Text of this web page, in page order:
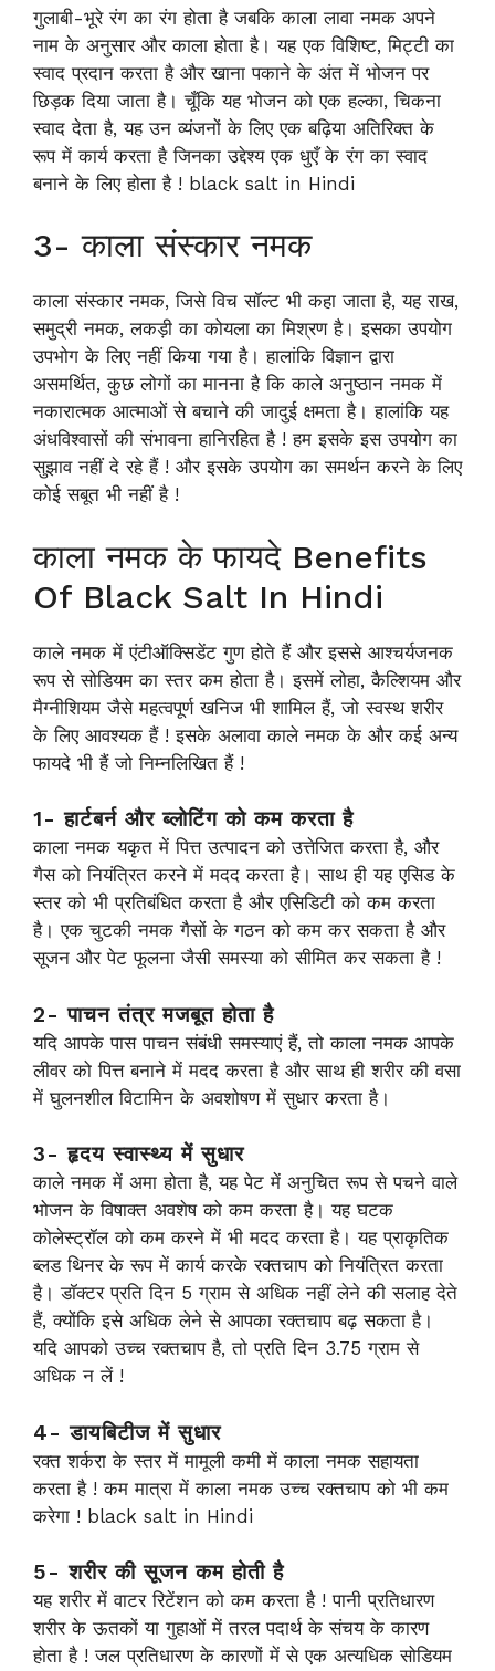
गुलाबी-भूरे रंग का रंग होता है जबकि काला लावा नमक अपने
नाम के अनुसार और काला होता है। यह एक विशिष्ट, मिट्टी का
स्वाद प्रदान करता है और खाना पकाने के अंत में भोजन पर
छिड़क दिया जाता है। चूँकि यह भोजन को एक हल्का, चिकना
स्वाद देता है, यह उन व्यंजनों के लिए एक बढ़िया अतिरिक्त के
रूप में कार्य करता है जिनका उद्देश्य एक धुएँ के रंग का स्वाद
बनाने के लिए होता है ! black salt in Hindi
3- काला संस्कार नमक
काला संस्कार नमक, जिसे विच सॉल्ट भी कहा जाता है, यह राख,
समुद्री नमक, लकड़ी का कोयला का मिश्रण है। इसका उपयोग
उपभोग के लिए नहीं किया गया है। हालांकि विज्ञान द्वारा
असमर्थित, कुछ लोगों का मानना ​​है कि काले अनुष्ठान नमक में
नकारात्मक आत्माओं से बचाने की जादुई क्षमता है। हालांकि यह
अंधविश्वासों की संभावना हानिरहित है ! हम इसके इस उपयोग का
सुझाव नहीं दे रहे हैं ! और इसके उपयोग का समर्थन करने के लिए
कोई सबूत भी नहीं है !
काला नमक के फायदे Benefits
Of Black Salt In Hindi
काले नमक में एंटीऑक्सिडेंट गुण होते हैं और इससे आश्चर्यजनक
रूप से सोडियम का स्तर कम होता है। इसमें लोहा, कैल्शियम और
मैग्नीशियम जैसे महत्वपूर्ण खनिज भी शामिल हैं, जो स्वस्थ शरीर
के लिए आवश्यक हैं ! इसके अलावा काले नमक के और कई अन्य
फायदे भी हैं जो निम्नलिखित हैं !
1- हार्टबर्न और ब्लोटिंग को कम करता है
काला नमक यकृत में पित्त उत्पादन को उत्तेजित करता है, और
गैस को नियंत्रित करने में मदद करता है। साथ ही यह एसिड के
स्तर को भी प्रतिबंधित करता है और एसिडिटी को कम करता
है। एक चुटकी नमक गैसों के गठन को कम कर सकता है और
सूजन और पेट फूलना जैसी समस्या को सीमित कर सकता है !
2- पाचन तंत्र मजबूत होता है
यदि आपके पास पाचन संबंधी समस्याएं हैं, तो काला नमक आपके
लीवर को पित्त बनाने में मदद करता है और साथ ही शरीर की वसा
में घुलनशील विटामिन के अवशोषण में सुधार करता है।
3- हृदय स्वास्थ्य में सुधार
काले नमक में अमा होता है, यह पेट में अनुचित रूप से पचने वाले
भोजन के विषाक्त अवशेष को कम करता है। यह घटक
कोलेस्ट्रॉल को कम करने में भी मदद करता है। यह प्राकृतिक
ब्लड थिनर के रूप में कार्य करके रक्तचाप को नियंत्रित करता
है। डॉक्टर प्रति दिन 5 ग्राम से अधिक नहीं लेने की सलाह देते
हैं, क्योंकि इसे अधिक लेने से आपका रक्तचाप बढ़ सकता है।
यदि आपको उच्च रक्तचाप है, तो प्रति दिन 3.75 ग्राम से
अधिक न लें !
4- डायबिटीज में सुधार
रक्त शर्करा के स्तर में मामूली कमी में काला नमक सहायता
करता है ! कम मात्रा में काला नमक उच्च रक्तचाप को भी कम
करेगा ! black salt in Hindi
5- शरीर की सूजन कम होती है
यह शरीर में वाटर रिटेंशन को कम करता है ! पानी प्रतिधारण
शरीर के ऊतकों या गुहाओं में तरल पदार्थ के संचय के कारण
होता है ! जल प्रतिधारण के कारणों में से एक अत्यधिक सोडियम